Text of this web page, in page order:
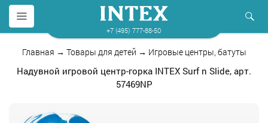
+7 (495) 777-88-50
Главная → Товары для детей → Игровые центры, батуты
Надувной игровой центр-горка INTEX Surf n Slide, арт.
57469NP